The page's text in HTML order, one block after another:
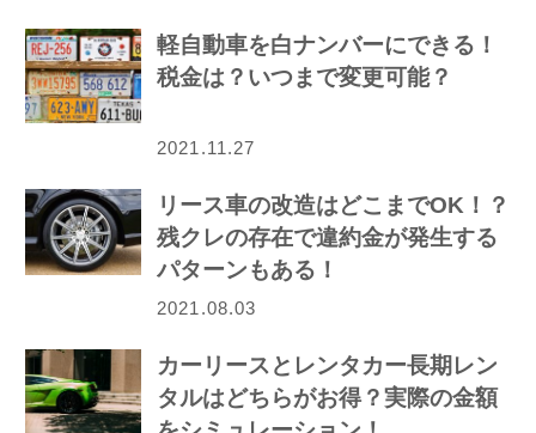
軽自動車を白ナンバーにできる！
税金は？いつまで変更可能？
2021.11.27
リース車の改造はどこまでOK！？
残クレの存在で違約金が発生する
パターンもある！
2021.08.03
カーリースとレンタカー長期レン
タルはどちらがお得？実際の金額